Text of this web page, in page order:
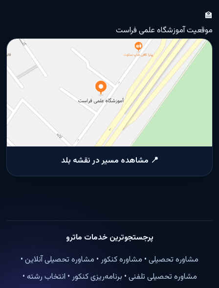
🏫
موقعیت آموزشگاه علمی فراست
📍 مشاهده مسیر در نقشه بلد
پرجستجوترین خدمات ماترو
مشاوره تحصیلی • مشاوره کنکور • مشاوره تحصیلی آنلاین •
مشاوره تحصیلی تلفنی • برنامه‌ریزی کنکور • انتخاب رشته •